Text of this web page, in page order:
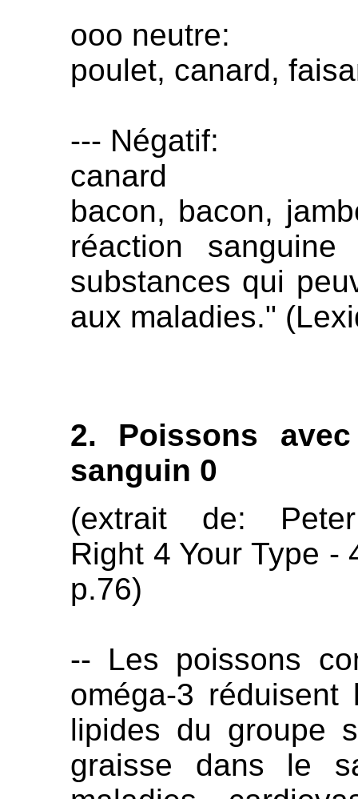
ooo neutre:
poulet, canard,
--- Négatif:
canard
bacon, bacon,
réaction
substances qui
aux maladies."
2. Poissons
sanguin 0
(extrait de:
Right 4 Your Type -
p.76)
-- Les poissons
oméga-3
lipides du groupe
graisse dans le